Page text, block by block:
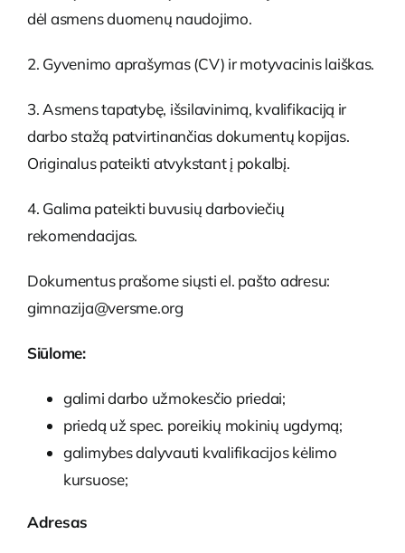
dėl asmens duomenų naudojimo.
2. Gyvenimo aprašymas (CV) ir motyvacinis laiškas.
3. Asmens tapatybę, išsilavinimą, kvalifikaciją ir
darbo stažą patvirtinančias dokumentų kopijas.
Originalus pateikti atvykstant į pokalbį.
4. Galima pateikti buvusių darboviečių
rekomendacijas.
Dokumentus prašome siųsti el. pašto adresu:
gimnazija@versme.org
Siūlome:
galimi darbo užmokesčio priedai;
priedą už spec. poreikių mokinių ugdymą;
galimybes dalyvauti kvalifikacijos kėlimo
kursuose;
Adresas